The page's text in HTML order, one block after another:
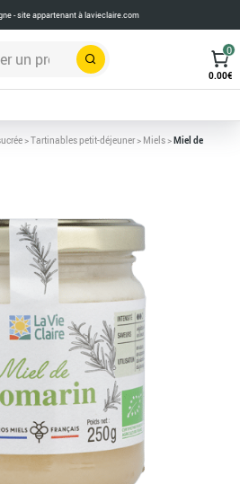
- site appartenant àlavieclaire.com
Rechercher
0
0.00€
>Tartinables petit-déjeuner> Miels>Miel de